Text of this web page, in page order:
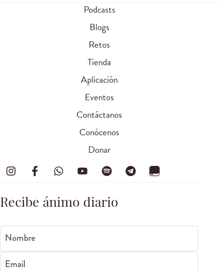
Podcasts
Blogs
Retos
Tienda
Aplicación
Eventos
Contáctanos
Conócenos
Donar
Recibe ánimo diario
Nombre
Email